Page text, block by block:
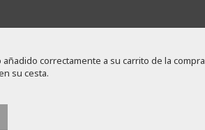
añadido correctamente a su carrito de la compra
su cesta.